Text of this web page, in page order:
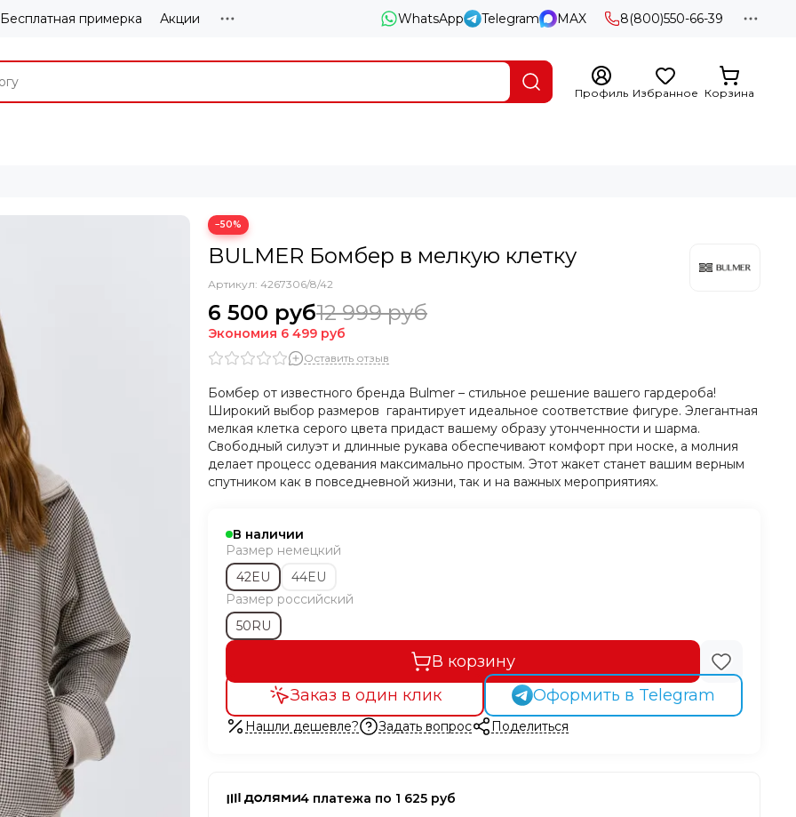
Бесплатная примерка Акции WhatsApp Telegram MAX 8(800)550-66-39
Профиль Избранное Корзина
−50%
BULMER Бомбер в мелкую клетку
Артикул: 4267306/8/42
6 500 руб12 999 руб
Экономия 6 499 руб
Оставить отзыв
Бомбер от известного бренда Bulmer – стильное решение вашего гардероба!
Широкий выбор размеров гарантирует идеальное соответствие фигуре. Элегантная
мелкая клетка серого цвета придаст вашему образу утонченности и шарма.
Свободный силуэт и длинные рукава обеспечивают комфорт при носке, а молния
делает процесс одевания максимально простым. Этот жакет станет вашим верным
спутником как в повседневной жизни, так и на важных мероприятиях.
В наличии
Размер немецкий
42EU
44EU
Размер российский
50RU
В корзину
Заказ в один клик
Оформить в Telegram
Нашли дешевле? Задать вопрос Поделиться
4 платежа по 1 625 руб